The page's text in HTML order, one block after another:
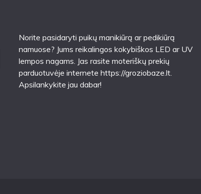
Norite pasidaryti puikų manikiūrą ar pedikiūrą
namuose? Jums reikalingos kokybiškos LED ar UV
lempos nagams. Jas rasite moteriškų prekių
parduotuvėje internetehttps://groziobaze.lt
Apsilankykite jau dabar!